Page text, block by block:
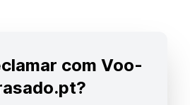
com Voo-